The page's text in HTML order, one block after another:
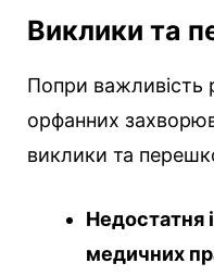
Виклики та
Попри важливість
орфанних
виклики та
Недостатня
медичних